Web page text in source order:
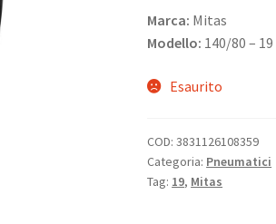
Marca: Mitas
Modello: 140/80 –
Esaurito
COD:3831126108359
Categoria: Pneumatici
Tag: 19, Mitas